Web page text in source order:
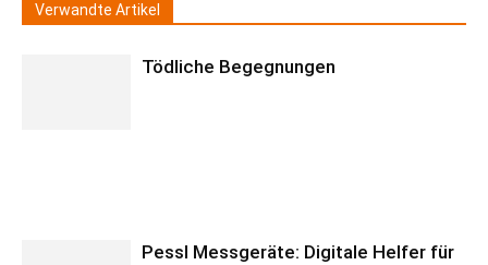
Verwandte Artikel
Tödliche Begegnungen
Pessl Messgeräte: Digitale Helfer für